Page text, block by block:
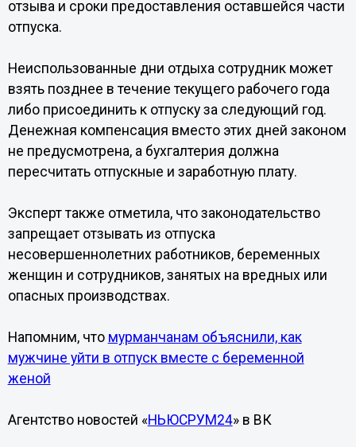
отзыва и сроки предоставления оставшейся части
отпуска.
Неиспользованные дни отдыха сотрудник может
взять позднее в течение текущего рабочего года
либо присоединить к отпуску за следующий год.
Денежная компенсация вместо этих дней законом
не предусмотрена, а бухгалтерия должна
пересчитать отпускные и заработную плату.
Эксперт также отметила, что законодательство
запрещает отзывать из отпуска
несовершеннолетних работников, беременных
женщин и сотрудников, занятых на вредных или
опасных производствах.
Напомним, что мурманчанам объяснили, как
мужчине уйти в отпуск вместе с беременной
женой
Агентство новостей «НЬЮСРУМ24» в ВК